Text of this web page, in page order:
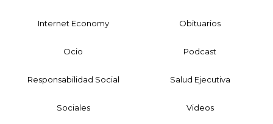
Internet Economy Obituarios
Ocio Podcast
Responsabilidad Social Salud Ejecutiva
Sociales Videos